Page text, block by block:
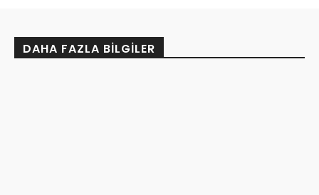
DAHA FAZLA BILGILER